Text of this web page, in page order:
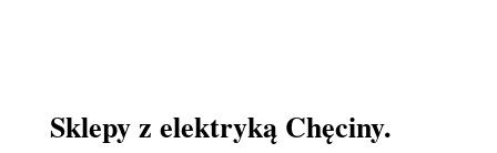
Sklepy z elektryką Chęciny.